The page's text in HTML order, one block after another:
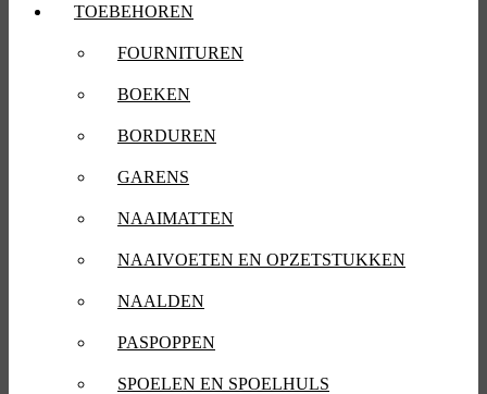
TOEBEHOREN
FOURNITUREN
BOEKEN
BORDUREN
GARENS
NAAIMATTEN
NAAIVOETEN EN OPZETSTUKKEN
NAALDEN
PASPOPPEN
SPOELEN EN SPOELHULS